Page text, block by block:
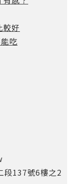
較好
吃
段137號6樓之2